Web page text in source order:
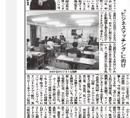
SDGs・地域
ポストプレス
市場・統計
人事・移転・異
特集記事カテゴリー一覧
2022 見える化・MIS特集
特集・デジタル印刷 アイデ